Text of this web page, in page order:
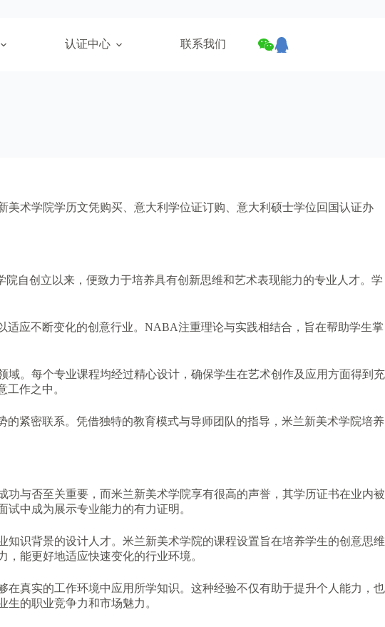
认证中心 联系我们
术学院学历文凭购买、意大利学位证订购、意大利硕士学位回国认证办
自创立以来，便致力于培养具有创新思维和艺术表现能力的专业人才。学
应不断变化的创意行业。NABA注重理论与实践相结合，旨在帮助学生掌
。每个专业课程均经过精心设计，确保学生在艺术创作及应用方面得到充
作之中。
紧密联系。凭借独特的教育模式与导师团队的指导，米兰新美术学院培养
与否至关重要，而米兰新美术学院享有很高的声誉，其学历证书在业内被
中成为展示专业能力的有力证明。
识背景的设计人才。米兰新美术学院的课程设置旨在培养学生的创意思维
能更好地适应快速变化的行业环境。
真实的工作环境中应用所学知识。这种经验不仅有助于提升个人能力，也
的职业竞争力和市场魅力。